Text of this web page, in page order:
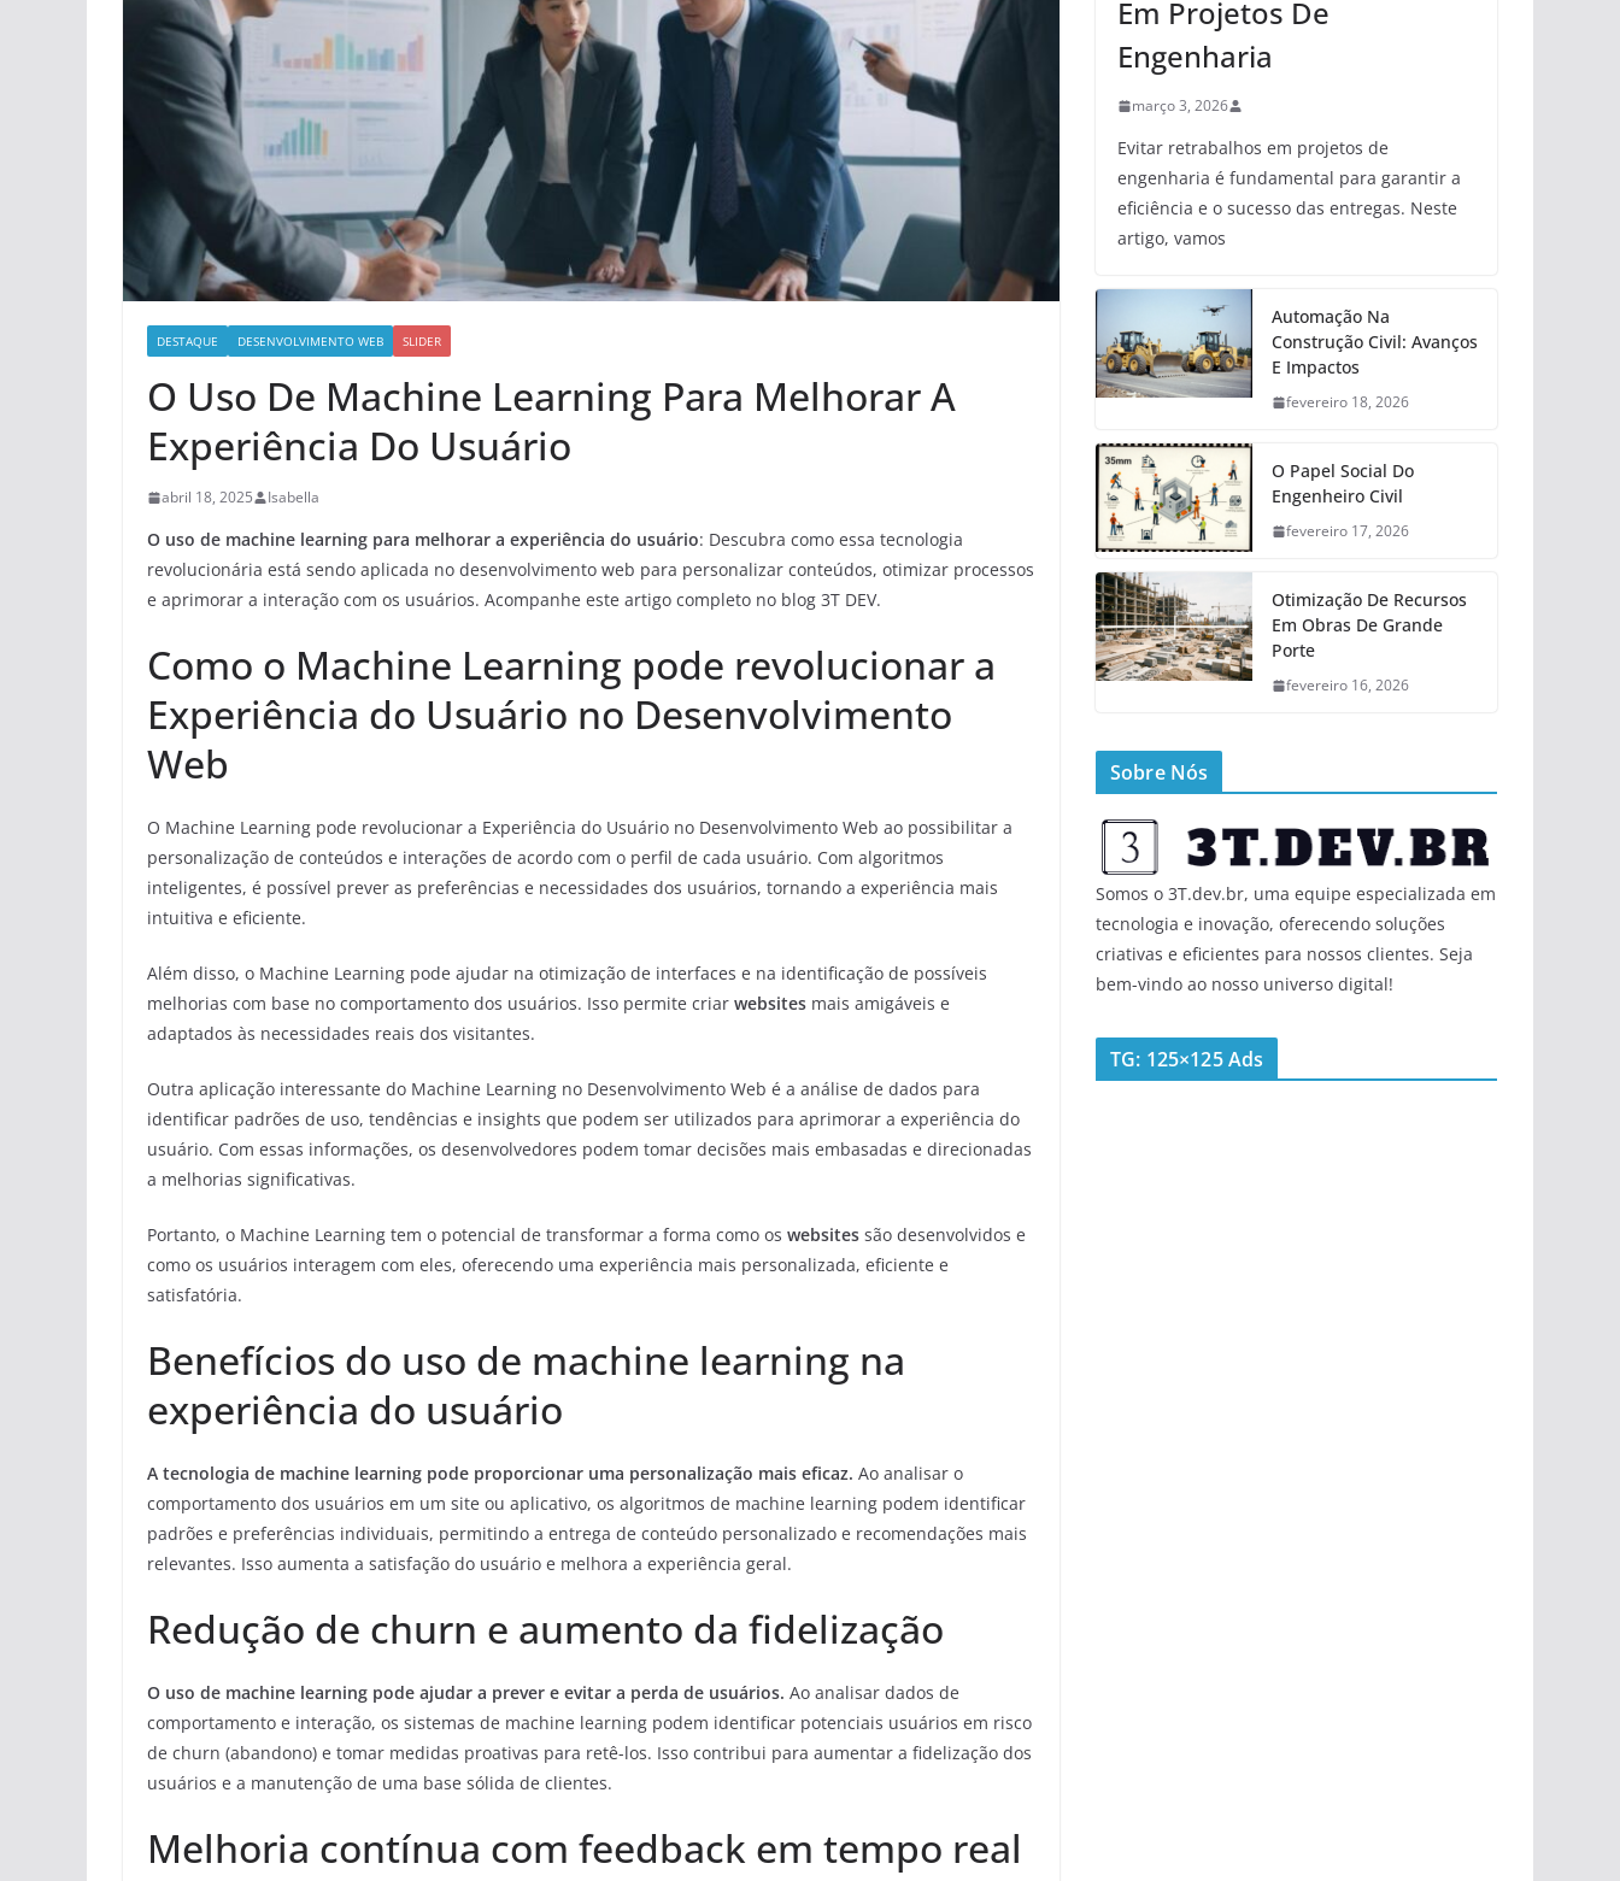
DESTAQUE DESENVOLVIMENTO WEB SLIDER
O Uso De Machine Learning Para Melhorar A
Experiência Do Usuário
abril 18, 2025 Isabella
O uso de machine learning para melhorar a experiência do usuário: Descubra como essa tecnologia
revolucionária está sendo aplicada no desenvolvimento web para personalizar conteúdos, otimizar processos
e aprimorar a interação com os usuários. Acompanhe este artigo completo no blog 3T DEV.
Como o Machine Learning pode revolucionar a
Experiência do Usuário no Desenvolvimento
Web
O Machine Learning pode revolucionar a Experiência do Usuário no Desenvolvimento Web ao possibilitar a
personalização de conteúdos e interações de acordo com o perfil de cada usuário. Com algoritmos
inteligentes, é possível prever as preferências e necessidades dos usuários, tornando a experiência mais
intuitiva e eficiente.
Além disso, o Machine Learning pode ajudar na otimização de interfaces e na identificação de possíveis
melhorias com base no comportamento dos usuários. Isso permite criar websites mais amigáveis e
adaptados às necessidades reais dos visitantes.
Outra aplicação interessante do Machine Learning no Desenvolvimento Web é a análise de dados para
identificar padrões de uso, tendências e insights que podem ser utilizados para aprimorar a experiência do
usuário. Com essas informações, os desenvolvedores podem tomar decisões mais embasadas e direcionadas
a melhorias significativas.
Portanto, o Machine Learning tem o potencial de transformar a forma como os websites são desenvolvidos e
como os usuários interagem com eles, oferecendo uma experiência mais personalizada, eficiente e
satisfatória.
Benefícios do uso de machine learning na
experiência do usuário
A tecnologia de machine learning pode proporcionar uma personalização mais eficaz. Ao analisar o
comportamento dos usuários em um site ou aplicativo, os algoritmos de machine learning podem identificar
padrões e preferências individuais, permitindo a entrega de conteúdo personalizado e recomendações mais
relevantes. Isso aumenta a satisfação do usuário e melhora a experiência geral.
Redução de churn e aumento da fidelização
O uso de machine learning pode ajudar a prever e evitar a perda de usuários. Ao analisar dados de
comportamento e interação, os sistemas de machine learning podem identificar potenciais usuários em risco
de churn (abandono) e tomar medidas proativas para retê-los. Isso contribui para aumentar a fidelização dos
usuários e a manutenção de uma base sólida de clientes.
Melhoria contínua com feedback em tempo real
Em Projetos De
Engenharia
março 3, 2026
Evitar retrabalhos em projetos de
engenharia é fundamental para garantir a
eficiência e o sucesso das entregas. Neste
artigo, vamos
Automação Na
Construção Civil: Avanços
E Impactos
fevereiro 18, 2026
O Papel Social Do
Engenheiro Civil
fevereiro 17, 2026
Otimização De Recursos
Em Obras De Grande
Porte
fevereiro 16, 2026
Sobre Nós
Somos o 3T.dev.br, uma equipe especializada em
tecnologia e inovação, oferecendo soluções
criativas e eficientes para nossos clientes. Seja
bem-vindo ao nosso universo digital!
TG: 125×125 Ads